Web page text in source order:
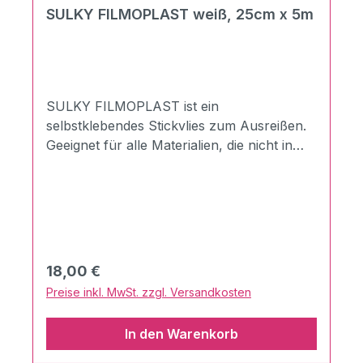
SULKY FILMOPLAST weiß, 25cm x 5m
SULKY FILMOPLAST ist ein
selbstklebendes Stickvlies zum Ausreißen.
Geeignet für alle Materialien, die nicht in
werden könnenin weiß und
schwarzveganGeeignet für:Besticken von
WirkwareBesticken von KappenBesticken
von BändernPuppenkleiderBesticken von
Kragen, Manschetten,
HosentaschenBesticken von Sockenalles
Regulärer Preis:
18,00 €
Preise inkl. MwSt. zzgl. Versandkosten
In den Warenkorb